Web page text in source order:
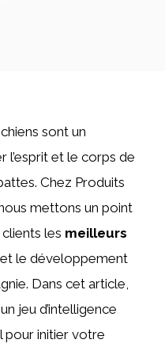
sont un
l’esprit et le corps de
Chez Produits
mettons un point
les meilleurs
le développement
Dans cet article,
jeu d’intelligence
pour initier votre